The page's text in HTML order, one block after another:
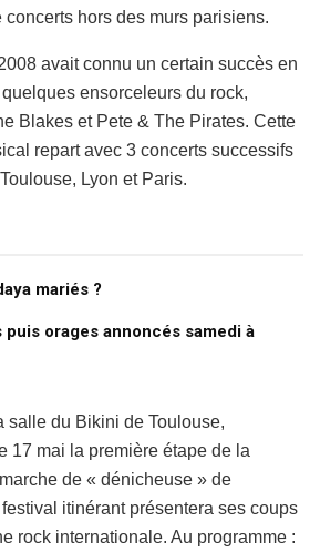
concerts hors des murs parisiens.
avait connu un certain succès en
ensorceleurs du rock,
Blakes et Pete & The Pirates. Cette
repart avec 3 concerts successifs
Lyon et Paris.
mariés ?
orages annoncés samedi à
salle du Bikini de Toulouse,
17 mai la première étape de la
de « dénicheuse » de
itinérant présentera ses coups
rock internationale. Au programme :